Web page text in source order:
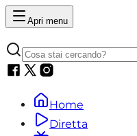
Apri menu
Home
Diretta